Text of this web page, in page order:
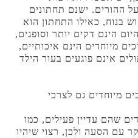
ההורים. ישנם תחתונים
בנוח, כאילו התחתון הוא
הינם דקים יותר וסופגים,
מיוחדים הינם איכותיים,
אינם פוגעים בעור הילד
מיוחדים גם לצרכי
שהם עדיין פעילים, כמו
עם הסעה ולכן, רצוי שיהיו